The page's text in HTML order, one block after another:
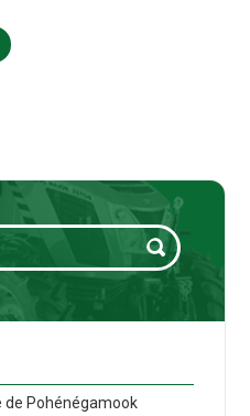
de Pohénégamook